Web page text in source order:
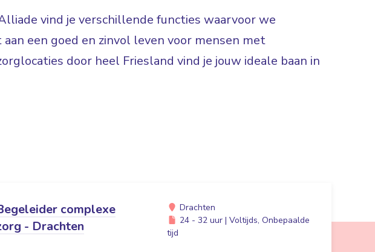
vind je verschillende functies waarvoor we
een goed en zinvol leven voor mensen met
door heel Friesland vind je jouw ideale baan in
complexe
- Drachten
Drachten
24 - 32 uur | Voltijds, Onbepaalde
tijd